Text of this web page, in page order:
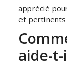
apprécié
et pertinents
aide-